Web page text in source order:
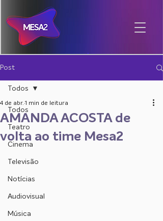
Post
Todos
Teatro
Cinema
Televisão
Notícias
Audiovisual
Música
Todos
AMANDA ACOSTA de
volta ao time Mesa2
4 de abr. 1 min de leitura